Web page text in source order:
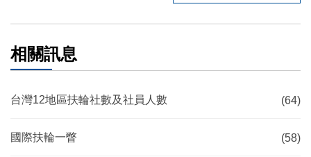
相關訊息
台灣12地區扶輪社數及社員人數 (64)
國際扶輪一瞥 (58)